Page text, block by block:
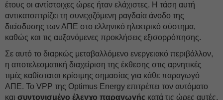
έτους οι αντίστοιχες ώρες ήταν ελάχιστες. Η τάση αυτή
αντικατοπτρίζει τη συνεχιζόμενη ραγδαία άνοδο της
διείσδυσης των ΑΠΕ στο ελληνικό ηλεκτρικό σύστημα,
καθώς και τις αυξανόμενες προκλήσεις εξισορρόπησης.
Σε αυτό το διαρκώς μεταβαλλόμενο ενεργειακό περιβάλλον,
η αποτελεσματική διαχείριση της έκθεσης στις αρνητικές
τιμές καθίσταται κρίσιμης σημασίας για κάθε παραγωγό
ΑΠΕ. Το VPP της Optimus Energy επιτρέπει τον αυτόματο
και συντονισμένο έλεγχο παραγωγής κατά τις ώρες αυτές,